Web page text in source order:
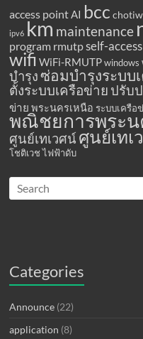
access pointAI bcc
ipv6 km maintenance
program rmutpself-access
wifi WiFi-RMUTP windows
บำรุง ซ่อมบำรุงระบบ
ตั้งระบบเครือข่าย ปรับ
ข่าย พระนครเหนือ ระบบเครือ
พณิชยการพระ
ศูนย์เทเวศน์ ศูนย์เทเ
โชติเวช ไฟฟ้าดับ
Categories
Announce (22)
application (8)